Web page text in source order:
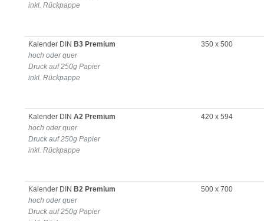
inkl. Rückpappe
Kalender DIN B3 Premium
hoch oder quer
Druck auf 250g Papier
inkl. Rückpappe
350 x 500
Kalender DINA2 Premium
hoch oder quer
Druck auf 250g Papier
inkl. Rückpappe
420 x 594
Kalender DIN B2 Premium
hoch oder quer
Druck auf 250g Papier
500 x 700